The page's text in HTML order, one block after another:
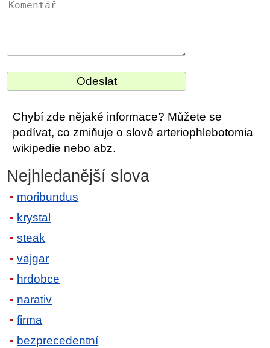
Chybí zde nějaké informace? Můžete se
podívat, co zmiňuje o slově arteriophlebotomia
wikipedie nebo abz.
Nejhledanější slova
moribundus
krystal
steak
vajgar
hrdobce
narativ
firma
bezprecedentní